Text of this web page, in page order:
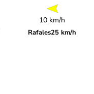
10 km/h
Rafales25 km/h